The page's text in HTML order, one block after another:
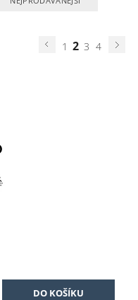
1 2 3 4